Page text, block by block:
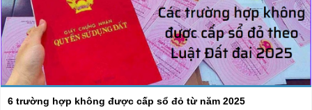
6 trường hợp không được cấp sổ đỏ từ năm 2025